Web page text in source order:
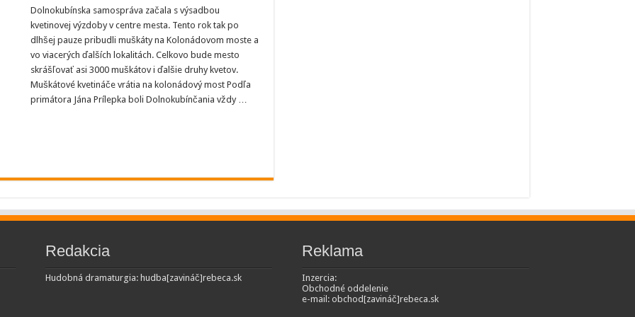
Dolnokubínska samospráva začala s výsadbou
kvetinovej výzdoby v centre mesta. Tento rok tak po
dlhšej pauze pribudli muškáty na Kolonádovom moste a
vo viacerých ďalších lokalitách. Celkovo bude mesto
skrášľovať asi 3000 muškátov i ďalšie druhy kvetov.
Muškátové kvetináče vrátia na kolonádový most Podľa
primátora Jána Prílepka boli Dolnokubínčania vždy …
Redakcia
Hudobná dramaturgia: hudba[zavináč]rebeca.sk
Reklama
Inzercia:
Obchodné oddelenie
e-mail: obchod[zavináč]rebeca.sk